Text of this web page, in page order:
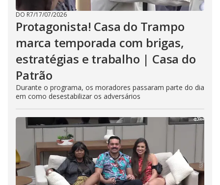
DO R7/17/07/2026
Protagonista! Casa do Trampo
marca temporada com brigas,
estratégias e trabalho | Casa do
Patrão
Durante o programa, os moradores passaram parte do dia
em como desestabilizar os adversários